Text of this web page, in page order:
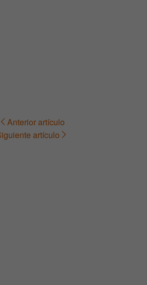
Anterior artículo
artículo